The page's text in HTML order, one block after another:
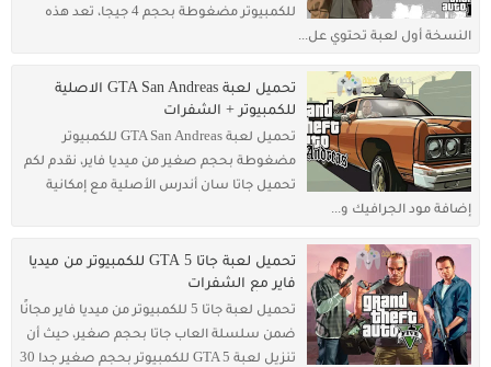
للكمبيوتر مضغوطة بحجم 4 جيجا، تعد هذه
النسخة أول لعبة تحتوي عل...
تحميل لعبة GTA San Andreas الاصلية
للكمبيوتر + الشفرات
تحميل لعبة GTA San Andreas للكمبيوتر
مضغوطة بحجم صغير من ميديا فاير، نقدم لكم
تحميل جاتا سان أندرس الأصلية مع إمكانية
إضافة مود الجرافيك و...
تحميل لعبة جاتا 5 GTA للكمبيوتر من ميديا
فاير مع الشفرات
تحميل لعبة جاتا 5 للكمبيوتر من ميديا فاير مجانًا
ضمن سلسلة العاب جاتا بحجم صغير، حيث أن
تنزيل لعبة GTA 5 للكمبيوتر بحجم صغير جدا 30